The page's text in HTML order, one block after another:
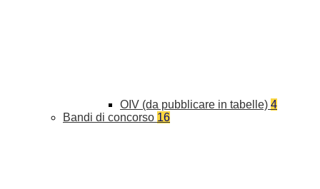
OIV (da pubblicare in tabelle) 4
Bandi di concorso 16